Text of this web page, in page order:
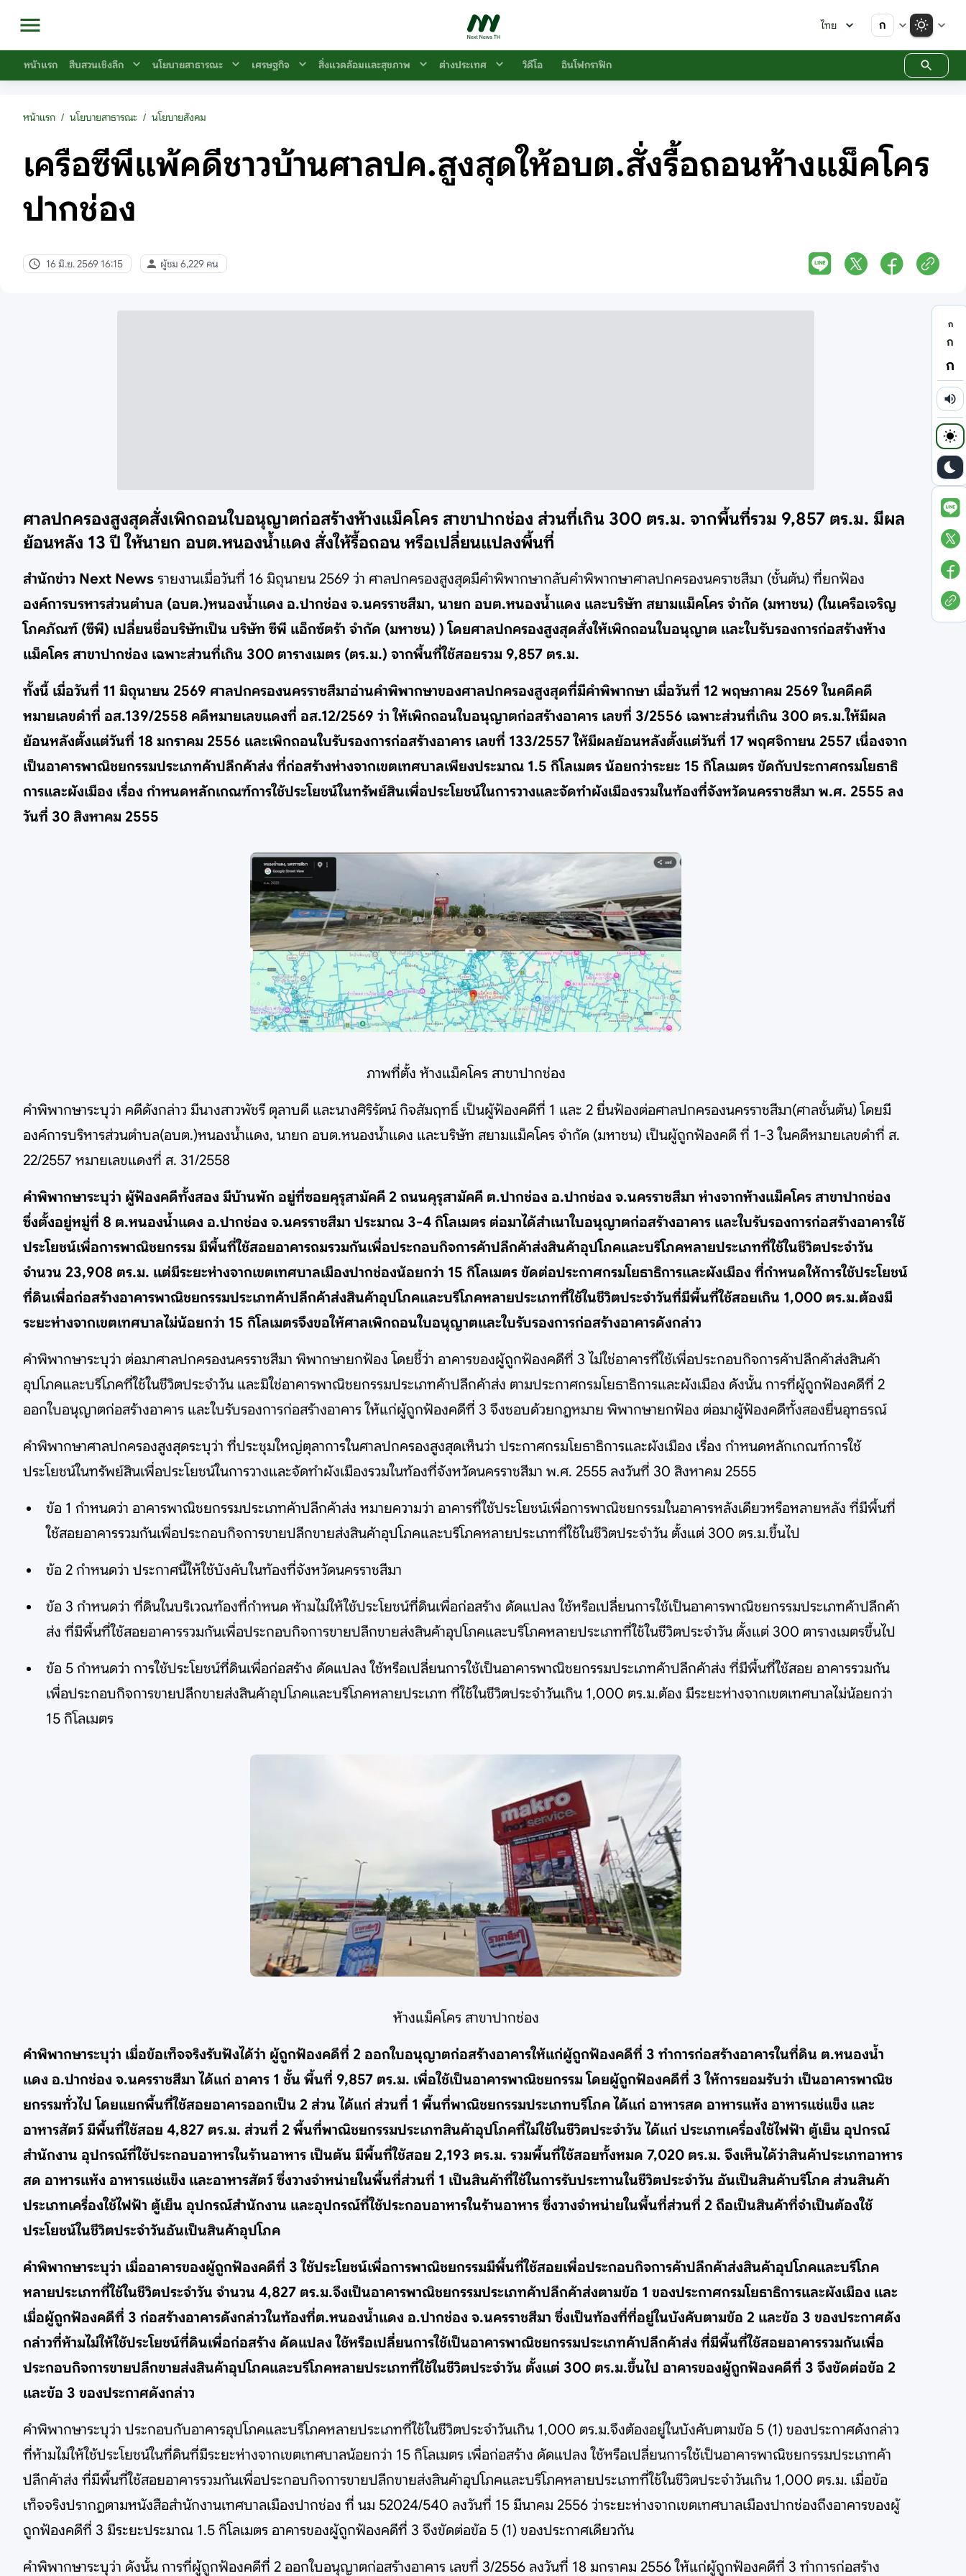
ไทย ก
หน้าแรก สืบสวนเชิงลึก นโยบายสาธารณะ เศรษฐกิจ สิ่งแวดล้อมและสุขภาพ ต่างประเทศ วิดีโอ อินโฟกราฟิก
หน้าแรก / นโยบายสาธารณะ / นโยบายสังคม
เครือซีพีแพ้คดีชาวบ้านศาลปค.สูงสุดให้อบต.สั่งรื้อถอนห้างแม็คโคร
ปากช่อง
16 มิ.ย. 2569 16:15 ผู้ชม 6,229 คน
ศาลปกครองสูงสุดสั่งเพิกถอนใบอนุญาตก่อสร้างห้างแม็คโคร สาขาปากช่อง ส่วนที่เกิน 300 ตร.ม. จากพื้นที่รวม 9,857 ตร.ม. มีผล
ย้อนหลัง 13 ปี ให้นายก อบต.หนองน้ำแดง สั่งให้รื้อถอน หรือเปลี่ยนแปลงพื้นที่
สำนักข่าว Next News รายงานเมื่อวันที่ 16 มิถุนายน 2569 ว่า ศาลปกครองสูงสุดมีคำพิพากษากลับคำพิพากษาศาลปกครองนคราชสีมา (ชั้นต้น) ที่ยกฟ้อง
องค์การบรหารส่วนตำบล (อบต.)หนองน้ำแดง อ.ปากช่อง จ.นครราชสีมา, นายก อบต.หนองน้ำแดง และบริษัท สยามแม็คโคร จำกัด (มหาชน) (ในเครือเจริญ
โภคภัณฑ์ (ซีพี) เปลี่ยนชื่อบริษัทเป็น บริษัท ซีพี แอ็กซ์ตร้า จำกัด (มหาชน) ) โดยศาลปกครองสูงสุดสั่งให้เพิกถอนใบอนุญาต และใบรับรองการก่อสร้างห้าง
แม็คโคร สาขาปากช่อง เฉพาะส่วนที่เกิน 300 ตารางเมตร (ตร.ม.) จากพื้นที่ใช้สอยรวม 9,857 ตร.ม.
ทั้งนี้ เมื่อวันที่ 11 มิถุนายน 2569 ศาลปกครองนครราชสีมาอ่านคำพิพากษาของศาลปกครองสูงสุดที่มีคำพิพากษา เมื่อวันที่ 12 พฤษภาคม 2569 ในคดีคดี
หมายเลขดำที่ อส.139/2558 คดีหมายเลขแดงที่ อส.12/2569 ว่า ให้เพิกถอนใบอนุญาตก่อสร้างอาคาร เลขที่ 3/2556 เฉพาะส่วนที่เกิน 300 ตร.ม.ให้มีผล
ย้อนหลังตั้งแต่วันที่ 18 มกราคม 2556 และเพิกถอนใบรับรองการก่อสร้างอาคาร เลขที่ 133/2557 ให้มีผลย้อนหลังตั้งแต่วันที่ 17 พฤศจิกายน 2557 เนื่องจาก
เป็นอาคารพาณิชยกรรมประเภทค้าปลีกค้าส่ง ที่ก่อสร้างห่างจากเขตเทศบาลเพียงประมาณ 1.5 กิโลเมตร น้อยกว่าระยะ 15 กิโลเมตร ขัดกับประกาศกรมโยธาธิ
การและผังเมือง เรื่อง กำหนดหลักเกณฑ์การใช้ประโยชน์ในทรัพย์สินเพื่อประโยชน์ในการวางและจัดทำผังเมืองรวมในท้องที่จังหวัดนครราชสีมา พ.ศ. 2555 ลง
วันที่ 30 สิงหาคม 2555
ภาพที่ตั้ง ห้างแม็คโคร สาขาปากช่อง
คำพิพากษาระบุว่า คดีดังกล่าว มีนางสาวพัชรี ตุลาบดี และนางศิริรัตน์ กิจสัมฤทธิ์ เป็นผู้ฟ้องคดีที่ 1 และ 2 ยื่นฟ้องต่อศาลปกครองนครราชสีมา(ศาลชั้นต้น) โดยมี
องค์การบริหารส่วนตำบล(อบต.)หนองน้ำแดง, นายก อบต.หนองน้ำแดง และบริษัท สยามแม็คโคร จำกัด (มหาชน) เป็นผู้ถูกฟ้องคดี ที่ 1-3 ในคดีหมายเลขดำที่ ส.
22/2557 หมายเลขแดงที่ ส. 31/2558
คำพิพากษาระบุว่า ผู้ฟ้องคดีทั้งสอง มีบ้านพัก อยู่ที่ซอยคุรุสามัคคี 2 ถนนคุรุสามัคคี ต.ปากช่อง อ.ปากช่อง จ.นครราชสีมา ห่างจากห้างแม็คโคร สาขาปากช่อง
ซึ่งตั้งอยู่หมู่ที่ 8 ต.หนองน้ำแดง อ.ปากช่อง จ.นครราชสีมา ประมาณ 3-4 กิโลเมตร ต่อมาได้สำเนาใบอนุญาตก่อสร้างอาคาร และใบรับรองการก่อสร้างอาคารใช้
ประโยชน์เพื่อการพาณิชยกรรม มีพื้นที่ใช้สอยอาคารถมรวมกันเพื่อประกอบกิจการค้าปลีกค้าส่งสินค้าอุปโภคและบริโภคหลายประเภทที่ใช้ในชีวิตประจำวัน
จำนวน 23,908 ตร.ม. แต่มีระยะห่างจากเขตเทศบาลเมืองปากช่องน้อยกว่า 15 กิโลเมตร ขัดต่อประกาศกรมโยธาธิการและผังเมือง ที่กำหนดให้การใช้ประโยชน์
ที่ดินเพื่อก่อสร้างอาคารพาณิชยกรรมประเภทค้าปลีกค้าส่งสินค้าอุปโภคและบริโภคหลายประเภทที่ใช้ในชีวิตประจำวันที่มีพื้นที่ใช้สอยเกิน 1,000 ตร.ม.ต้องมี
ระยะห่างจากเขตเทศบาลไม่น้อยกว่า 15 กิโลเมตรจึงขอให้ศาลเพิกถอนใบอนุญาตและใบรับรองการก่อสร้างอาคารดังกล่าว
คำพิพากษาระบุว่า ต่อมาศาลปกครองนครราชสีมา พิพากษายกฟ้อง โดยชี้ว่า อาคารของผู้ถูกฟ้องคดีที่ 3 ไม่ใช่อาคารที่ใช้เพื่อประกอบกิจการค้าปลีกค้าส่งสินค้า
อุปโภคและบริโภคที่ใช้ในชีวิตประจำวัน และมิใช่อาคารพาณิชยกรรมประเภทค้าปลีกค้าส่ง ตามประกาศกรมโยธาธิการและผังเมือง ดังนั้น การที่ผู้ถูกฟ้องคดีที่ 2
ออกใบอนุญาตก่อสร้างอาคาร และใบรับรองการก่อสร้างอาคาร ให้แก่ผู้ถูกฟ้องคดีที่ 3 จึงชอบด้วยกฎหมาย พิพากษายกฟ้อง ต่อมาผู้ฟ้องคดีทั้งสองยื่นอุทธรณ์
คำพิพากษาศาลปกครองสูงสุดระบุว่า ที่ประชุมใหญ่ตุลาการในศาลปกครองสูงสุดเห็นว่า ประกาศกรมโยธาธิการและผังเมือง เรื่อง กำหนดหลักเกณฑ์การใช้
ประโยชน์ในทรัพย์สินเพื่อประโยชน์ในการวางและจัดทำผังเมืองรวมในท้องที่จังหวัดนครราชสีมา พ.ศ. 2555 ลงวันที่ 30 สิงหาคม 2555
ข้อ 1 กำหนดว่า อาคารพาณิชยกรรมประเภทค้าปลีกค้าส่ง หมายความว่า อาคารที่ใช้ประโยชน์เพื่อการพาณิชยกรรมในอาคารหลังเดียวหรือหลายหลัง ที่มีพื้นที่
ใช้สอยอาคารรวมกันเพื่อประกอบกิจการขายปลีกขายส่งสินค้าอุปโภคและบริโภคหลายประเภทที่ใช้ในชีวิตประจำวัน ตั้งแต่ 300 ตร.ม.ขึ้นไป
ข้อ 2 กำหนดว่า ประกาศนี้ให้ใช้บังคับในท้องที่จังหวัดนครราชสีมา
ข้อ 3 กำหนดว่า ที่ดินในบริเวณท้องที่กำหนด ห้ามไม่ให้ใช้ประโยชน์ที่ดินเพื่อก่อสร้าง ดัดแปลง ใช้หรือเปลี่ยนการใช้เป็นอาคารพาณิชยกรรมประเภทค้าปลีกค้า
ส่ง ที่มีพื้นที่ใช้สอยอาคารรวมกันเพื่อประกอบกิจการขายปลีกขายส่งสินค้าอุปโภคและบริโภคหลายประเภทที่ใช้ในชีวิตประจำวัน ตั้งแต่ 300 ตารางเมตรขึ้นไป
ข้อ 5 กำหนดว่า การใช้ประโยชน์ที่ดินเพื่อก่อสร้าง ดัดแปลง ใช้หรือเปลี่ยนการใช้เป็นอาคารพาณิชยกรรมประเภทค้าปลีกค้าส่ง ที่มีพื้นที่ใช้สอย อาคารรวมกัน
เพื่อประกอบกิจการขายปลีกขายส่งสินค้าอุปโภคและบริโภคหลายประเภท ที่ใช้ในชีวิตประจำวันเกิน 1,000 ตร.ม.ต้อง มีระยะห่างจากเขตเทศบาลไม่น้อยกว่า
15 กิโลเมตร
ห้างแม็คโคร สาขาปากช่อง
คำพิพากษาระบุว่า เมื่อข้อเท็จจริงรับฟังได้ว่า ผู้ถูกฟ้องคดีที่ 2 ออกใบอนุญาตก่อสร้างอาคารให้แก่ผู้ถูกฟ้องคดีที่ 3 ทำการก่อสร้างอาคารในที่ดิน ต.หนองน้ำ
แดง อ.ปากช่อง จ.นครราชสีมา ได้แก่ อาคาร 1 ชั้น พื้นที่ 9,857 ตร.ม. เพื่อใช้เป็นอาคารพาณิชยกรรม โดยผู้ถูกฟ้องคดีที่ 3 ให้การยอมรับว่า เป็นอาคารพาณิช
ยกรรมทั่วไป โดยแยกพื้นที่ใช้สอยอาคารออกเป็น 2 ส่วน ได้แก่ ส่วนที่ 1 พื้นที่พาณิชยกรรมประเภทบริโภค ได้แก่ อาหารสด อาหารแห้ง อาหารแช่แข็ง และ
อาหารสัตว์ มีพื้นที่ใช้สอย 4,827 ตร.ม. ส่วนที่ 2 พื้นที่พาณิชยกรรมประเภทสินค้าอุปโภคที่ไม่ใช้ในชีวิตประจำวัน ได้แก่ ประเภทเครื่องใช้ไฟฟ้า ตู้เย็น อุปกรณ์
สำนักงาน อุปกรณ์ที่ใช้ประกอบอาหารในร้านอาหาร เป็นต้น มีพื้นที่ใช้สอย 2,193 ตร.ม. รวมพื้นที่ใช้สอยทั้งหมด 7,020 ตร.ม. จึงเห็นได้ว่าสินค้าประเภทอาหาร
สด อาหารแห้ง อาหารแช่แข็ง และอาหารสัตว์ ซึ่งวางจำหน่ายในพื้นที่ส่วนที่ 1 เป็นสินค้าที่ใช้ในการรับประทานในชีวิตประจำวัน อันเป็นสินค้าบริโภค ส่วนสินค้า
ประเภทเครื่องใช้ไฟฟ้า ตู้เย็น อุปกรณ์สำนักงาน และอุปกรณ์ที่ใช้ประกอบอาหารในร้านอาหาร ซึ่งวางจำหน่ายในพื้นที่ส่วนที่ 2 ถือเป็นสินค้าที่จำเป็นต้องใช้
ประโยชน์ในชีวิตประจำวันอันเป็นสินค้าอุปโภค
คำพิพากษาระบุว่า เมื่ออาคารของผู้ถูกฟ้องคดีที่ 3 ใช้ประโยชน์เพื่อการพาณิชยกรรมมีพื้นที่ใช้สอยเพื่อประกอบกิจการค้าปลีกค้าส่งสินค้าอุปโภคและบริโภค
หลายประเภทที่ใช้ในชีวิตประจำวัน จำนวน 4,827 ตร.ม.จึงเป็นอาคารพาณิชยกรรมประเภทค้าปลีกค้าส่งตามข้อ 1 ของประกาศกรมโยธาธิการและผังเมือง และ
เมื่อผู้ถูกฟ้องคดีที่ 3 ก่อสร้างอาคารดังกล่าวในท้องที่ต.หนองน้ำแดง อ.ปากช่อง จ.นครราชสีมา ซึ่งเป็นท้องที่ที่อยู่ในบังคับตามข้อ 2 และข้อ 3 ของประกาศดัง
กล่าวที่ห้ามไม่ให้ใช้ประโยชน์ที่ดินเพื่อก่อสร้าง ดัดแปลง ใช้หรือเปลี่ยนการใช้เป็นอาคารพาณิชยกรรมประเภทค้าปลีกค้าส่ง ที่มีพื้นที่ใช้สอยอาคารรวมกันเพื่อ
ประกอบกิจการขายปลีกขายส่งสินค้าอุปโภคและบริโภคหลายประเภทที่ใช้ในชีวิตประจำวัน ตั้งแต่ 300 ตร.ม.ขึ้นไป อาคารของผู้ถูกฟ้องคดีที่ 3 จึงขัดต่อข้อ 2
และข้อ 3 ของประกาศดังกล่าว
คำพิพากษาระบุว่า ประกอบกับอาคารอุปโภคและบริโภคหลายประเภทที่ใช้ในชีวิตประจำวันเกิน 1,000 ตร.ม.จึงต้องอยู่ในบังคับตามข้อ 5 (1) ของประกาศดังกล่าว
ที่ห้ามไม่ให้ใช้ประโยชน์ในที่ดินที่มีระยะห่างจากเขตเทศบาลน้อยกว่า 15 กิโลเมตร เพื่อก่อสร้าง ดัดแปลง ใช้หรือเปลี่ยนการใช้เป็นอาคารพาณิชยกรรมประเภทค้า
ปลีกค้าส่ง ที่มีพื้นที่ใช้สอยอาคารรวมกันเพื่อประกอบกิจการขายปลีกขายส่งสินค้าอุปโภคและบริโภคหลายประเภทที่ใช้ในชีวิตประจำวันเกิน 1,000 ตร.ม. เมื่อข้อ
เท็จจริงปรากฏตามหนังสือสำนักงานเทศบาลเมืองปากช่อง ที่ นม 52024/540 ลงวันที่ 15 มีนาคม 2556 ว่าระยะห่างจากเขตเทศบาลเมืองปากช่องถึงอาคารของผู้
ถูกฟ้องคดีที่ 3 มีระยะประมาณ 1.5 กิโลเมตร อาคารของผู้ถูกฟ้องคดีที่ 3 จึงขัดต่อข้อ 5 (1) ของประกาศเดียวกัน
คำพิพากษาระบุว่า ดังนั้น การที่ผู้ถูกฟ้องคดีที่ 2 ออกใบอนุญาตก่อสร้างอาคาร เลขที่ 3/2556 ลงวันที่ 18 มกราคม 2556 ให้แก่ผู้ถูกฟ้องคดีที่ 3 ทำการก่อสร้าง
ก
ก
ก